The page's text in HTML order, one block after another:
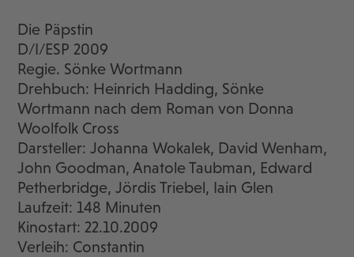
Die Päpstin
D/I/ESP 2009
Regie. Sönke Wortmann
Drehbuch: Heinrich Hadding, Sönke
Wortmann nach dem Roman von Donna
Woolfolk Cross
Darsteller: Johanna Wokalek, David Wenham,
John Goodman, Anatole Taubman, Edward
Petherbridge, Jördis Triebel, Iain Glen
Laufzeit: 148 Minuten
Kinostart: 22.10.2009
Verleih: Constantin